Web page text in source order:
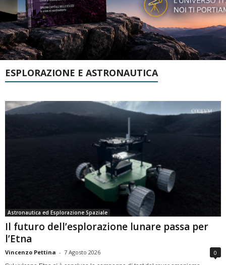
ESPLORAZIONE E ASTRONAUTICA
Astronautica ed Esplorazione Spaziale
Il futuro dell’esplorazione lunare passa per
l’Etna
Vincenzo Pettina - 7 Agosto 2026 0